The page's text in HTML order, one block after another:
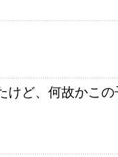
けど、何故かこ